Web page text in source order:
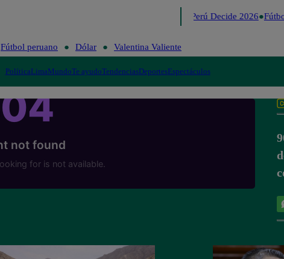
Perú Decide 2026
Fútbol peruano Dólar Valentina Valiente
PolíticaLimaMundoTe ayudoTendenciasDeportesEspectáculos